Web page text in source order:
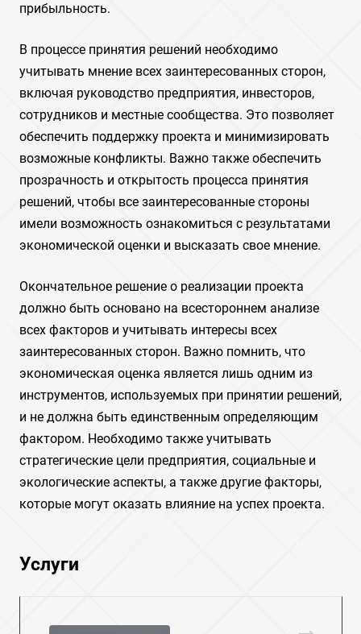
прибыльность.
В процессе принятия решений необходимо
учитывать мнение всех заинтересованных сторон,
включая руководство предприятия, инвесторов,
сотрудников и местные сообщества. Это позволяет
обеспечить поддержку проекта и минимизировать
возможные конфликты. Важно также обеспечить
прозрачность и открытость процесса принятия
решений, чтобы все заинтересованные стороны
имели возможность ознакомиться с результатами
экономической оценки и высказать свое мнение.
Окончательное решение о реализации проекта
должно быть основано на всестороннем анализе
всех факторов и учитывать интересы всех
заинтересованных сторон. Важно помнить, что
экономическая оценка является лишь одним из
инструментов, используемых при принятии решений,
и не должна быть единственным определяющим
фактором. Необходимо также учитывать
стратегические цели предприятия, социальные и
экологические аспекты, а также другие факторы,
которые могут оказать влияние на успех проекта.
Услуги